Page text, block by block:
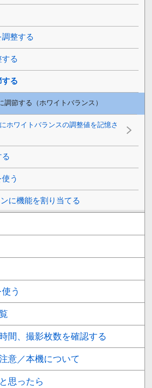
整する
る
する
調節する（ホワイトバランス）
ホワイトバランスの調整値を記憶さ
う
に機能を割り当てる
う
間、撮影枚数を確認する
意／本機について
思ったら